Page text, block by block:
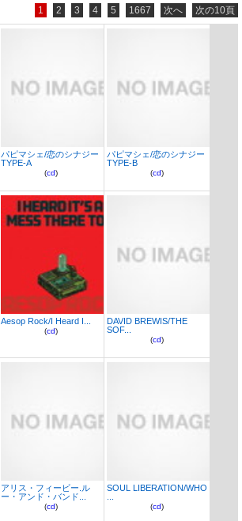
1 2 3 4 5 1667 次へ 次の10頁
パピマシェ/恋のシナジー
TYPE-A
(cd)
パピマシェ/恋のシナジー
TYPE-B
(cd)
Aesop Rock/I Heard I...
(cd)
DAVID BREWIS/THE
SOF...
(cd)
アリス・フィービー.ル
ー・アンド・バンド...
(cd)
SOUL LIBERATION/WHO
(cd)